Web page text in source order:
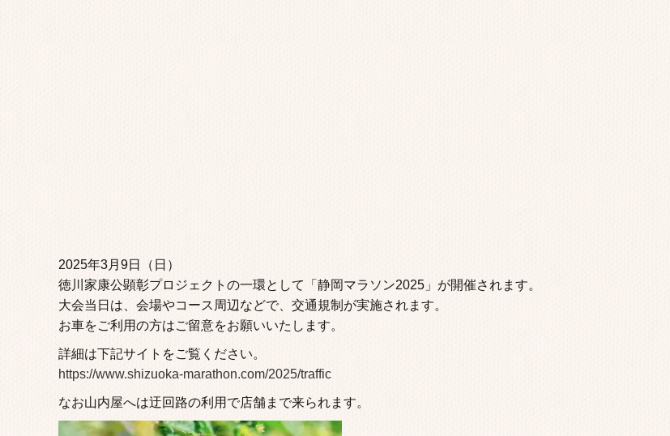
2025年3月9日（日）
徳川家康公顕彰プロジェクトの一環として「静岡マラソン2025」が開催されます。
大会当日は、会場やコース周辺などで、交通規制が実施されます。
お車をご利用の方はご留意をお願いいたします。
詳細は下記サイトをご覧ください。
https://www.shizuoka-marathon.com/2025/traffic
なお山内屋へは迂回路の利用で店舗まで来られます。